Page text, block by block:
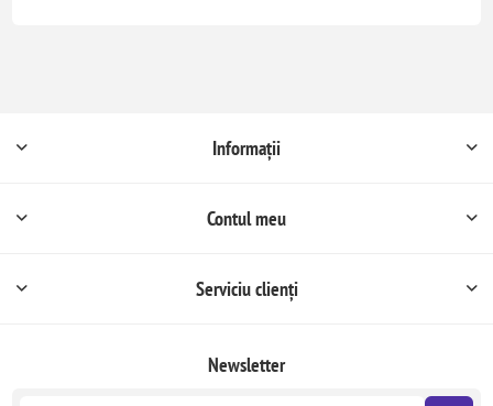
Informații
Contul meu
Serviciu clienți
Newsletter